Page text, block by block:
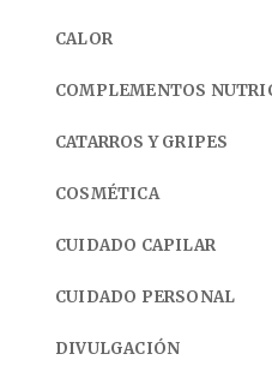
CALOR
COMPLEMENTOS
CATARROS Y GRIPES
COSMÉTICA
CUIDADO CAPILAR
CUIDADO PERSONAL
DIVULGACIÓN